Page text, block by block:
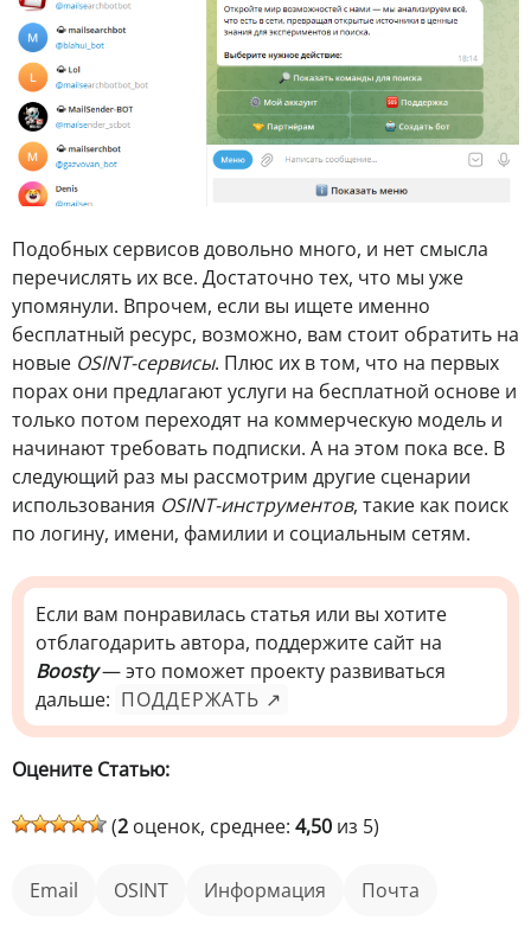
Подобных сервисов довольно много, и нет смысла
перечислять их все. Достаточно тех, что мы уже
упомянули. Впрочем, если вы ищете именно
бесплатный ресурс, возможно, вам стоит обратить на
новые OSINT-сервисы. Плюс их в том, что на первых
порах они предлагают услуги на бесплатной основе и
только потом переходят на коммерческую модель и
начинают требовать подписки. А на этом пока все. В
следующий раз мы рассмотрим другие сценарии
использования OSINT-инструментов, такие как поиск
по логину, имени, фамилии и социальным сетям.
Если вам понравилась статья или вы хотите
отблагодарить автора, поддержите сайт на
Boosty— это поможет проекту развиваться
дальше: ПОДДЕРЖАТЬ ↗
Оцените Статью:
(2 оценок, среднее: 4,50 из 5)
Email OSINT информация почта